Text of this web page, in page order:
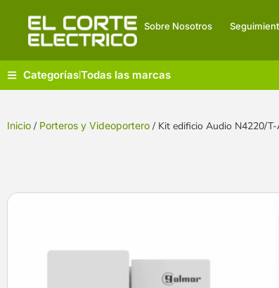
Sobre Nosotros
Categorías| Todas las marcas
Inicio / Porteros y Videoportero / Kit edificio Audio N4220/